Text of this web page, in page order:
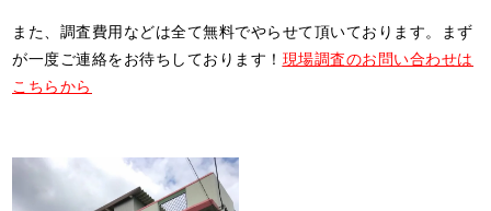
また、調査費用などは全て無料でやらせて頂いております。まず
が一度ご連絡をお待ちしております！ 現場調査のお問い合わせは
こちらから